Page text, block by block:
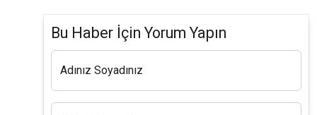
Bu Haber İçin Yorum Yapın
Adınız Soyadınız